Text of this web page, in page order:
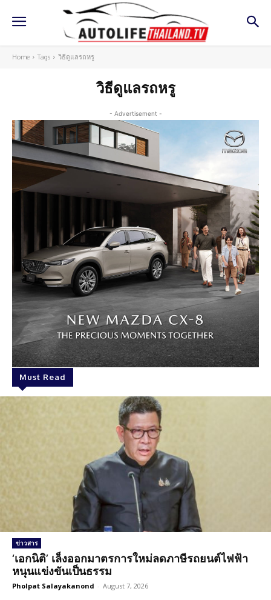
Home Tags วิธีดูแลรถหรู
วิธีดูแลรถหรู
- Advertisement -
Must Read
ข่าวสาร
‘เอกนิติ’ เล็งออกมาตรการใหม่ลดภาษีรถยนต์ไฟฟ้า
หนุนแข่งขันเป็นธรรม
Pholpat Salayakanond - August 7, 2026